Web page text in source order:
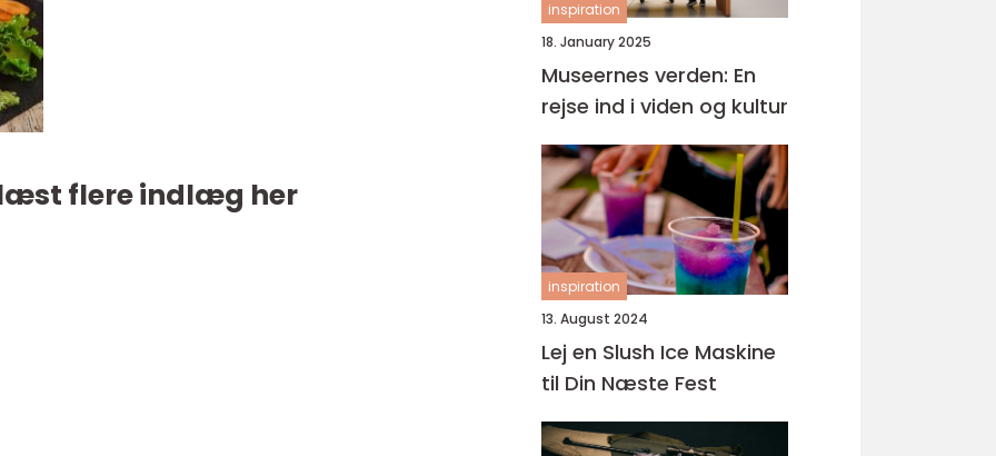
flere indlæg her
inspiration
18. January 2025
Museernes verden: En
rejse ind i viden og kultur
inspiration
13. August 2024
Lej en Slush Ice Maskine
til Din Næste Fest